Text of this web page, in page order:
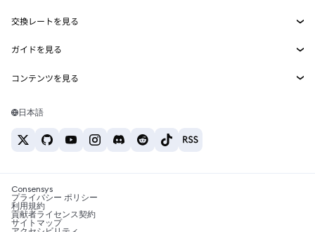
MetaMask Connect
Snaps
Web3サービス
セキュリティ
サポート
キャリア
お問い合わせ
イーサリアムの価格
Solanaの価格
Tetherの価格
交換レートを見る
ETH→USD
USDT→INR
BTC→INR
ETH→USDT
ガイドを見る
ETHの購入
USDTの購入
SHIBの購入
BNBの購入
コンテンツを見る
Solanaウォレット
税制関連ニュース
暗号資産の購入方法は？
日本語
Consensys
プライバシー ポリシー
利用規約
貢献者ライセンス契約
サイトマップ